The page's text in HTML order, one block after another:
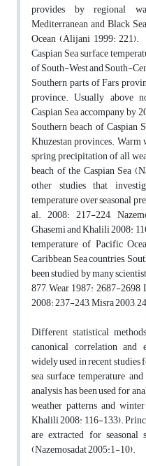
provides by regional
Mediterranean and Black
Ocean (Alijani 1999:
Caspian Sea surface
of South-West and South-
Southern parts of Fars
province. Usually above
Caspian Sea accompany by
Southern beach of Caspian
Khuzestan provinces. Warm
spring precipitation of all
beach of the Caspian Sea
other studies that
temperature over seasonal
al. 2008: 217-224,
Ghasemi and Khalili 2008:
temperature of Pacific
Caribbean Sea countries,
been studied by many
877, Wear 1987: 2687-
2008: 237-243, Misra 2003,
Different statistical
canonical correlation
widely used in recent
sea surface temperature
analysis has been used for
weather patterns and
Khalili 2008: 116-133).
are extracted for seasonal
(Nazemosadat 2005:1-10).